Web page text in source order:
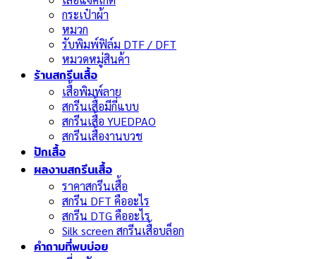
กระเป๋าผ้า
หมวก
รับพิมพ์ฟิล์ม DTF / DFT
หมวดหมู่สินค้า
ร้านสกรีนเสื้อ
เสื้อพิมพ์ลาย
สกรีนเสื้อมีกี่แบบ
สกรีนเสื้อ YUEDPAO
สกรีนเสื้องานบวช
ปักเสื้อ
ผลงานสกรีนเสื้อ
ราคาสกรีนเสื้อ
สกรีน DFT คืออะไร
สกรีน DTG คืออะไร
Silk screen สกรีนเสื้อบล็อก
คำถามที่พบบ่อย